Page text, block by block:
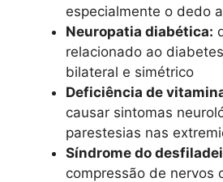
especialmente o dedo
Neuropatia diabética:
relacionado ao
bilateral e simétrico
Deficiência de
causar sintomas
parestesias nas
Síndrome do
compressão de nervos